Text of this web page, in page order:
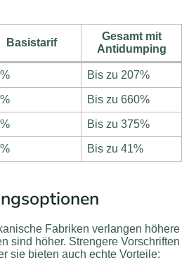
Basistarif
Gesamt mit
Antidumping
Bis zu 207%
Bis zu 660%
Bis zu 375%
Bis zu 41%
Fabriken verlangen höhere
sind höher. Strengere Vorschriften
sie bieten auch echte Vorteile: